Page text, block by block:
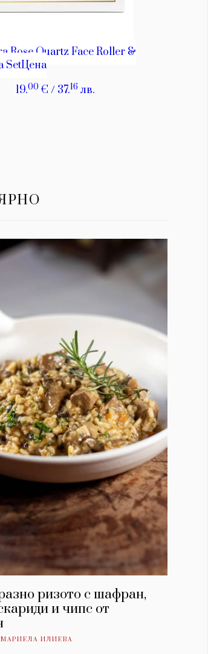
ризото с шафран,
и чипс от
МАРИЕЛА ИЛИЕВА